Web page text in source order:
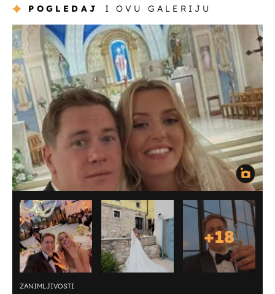
POGLEDAJ I OVU GALERIJU
+18
ZANIMLJIVOSTI